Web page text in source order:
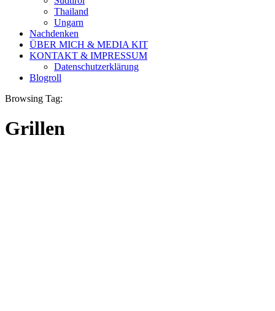
Thailand
Ungarn
Nachdenken
ÜBER MICH & MEDIA KIT
KONTAKT & IMPRESSUM
Datenschutzerklärung
Blogroll
Browsing Tag:
Grillen